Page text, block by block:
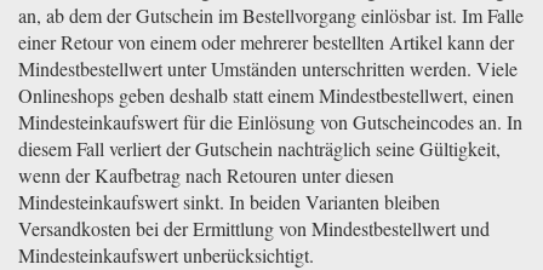
an, ab dem der Gutschein im Bestellvorgang einlösbar ist. Im Falle
einer Retour von einem oder mehrerer bestellten Artikel kann der
Mindestbestellwert unter Umständen unterschritten werden. Viele
Onlineshops geben deshalb statt einem Mindestbestellwert, einen
Mindesteinkaufswert für die Einlösung von Gutscheincodes an. In
diesem Fall verliert der Gutschein nachträglich seine Gültigkeit,
wenn der Kaufbetrag nach Retouren unter diesen
Mindesteinkaufswert sinkt. In beiden Varianten bleiben
Versandkosten bei der Ermittlung von Mindestbestellwert und
Mindesteinkaufswert unberücksichtigt.